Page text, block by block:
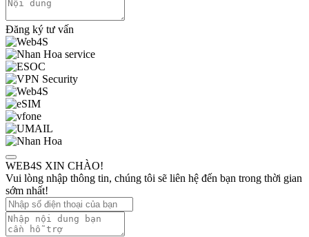
Đăng ký tư vấn
WEB4S XIN CHÀO!
Vui lòng nhập thông tin, chúng tôi sẽ liên hệ đến bạn trong thời gian
sớm nhất!